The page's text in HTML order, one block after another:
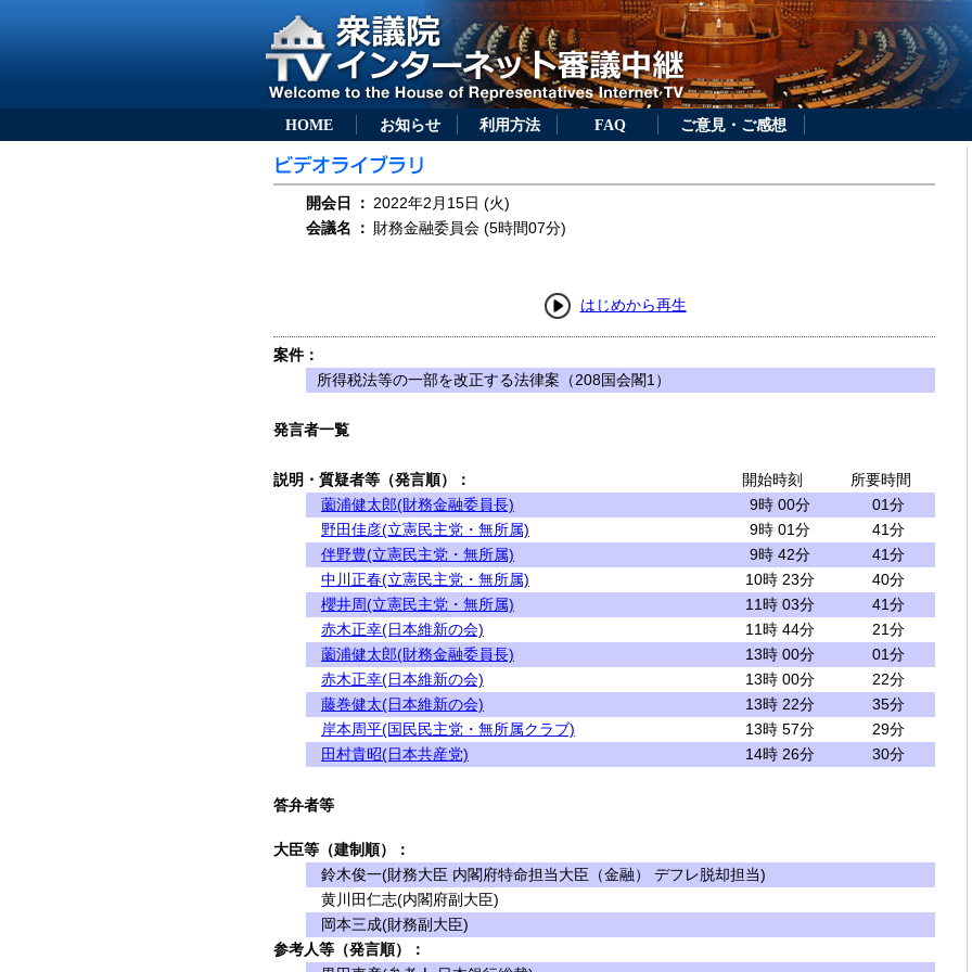
HOME お知らせ 利用方法 FAQ ご意見・ご感想
開会日 ： 2022年2月15日 (火)
会議名
： 財務金融委員会 (5時間07分)
はじめから再生
案件：
所得税法等の一部を改正する法律案（208国会閣1）
発言者一覧
説明・質疑者等（発言順）： 開始時刻
所要時間
薗浦健太郎(財務金融委員長)
9時 00分
01分
野田佳彦(立憲民主党・無所属)
9時 01分
41分
伴野豊(立憲民主党・無所属)
9時 42分
41分
中川正春(立憲民主党・無所属)
10時 23分
40分
櫻井周(立憲民主党・無所属)
11時 03分
41分
赤木正幸(日本維新の会)
11時 44分
21分
薗浦健太郎(財務金融委員長)
13時 00分
01分
赤木正幸(日本維新の会)
13時 00分
22分
藤巻健太(日本維新の会)
13時 22分
35分
岸本周平(国民民主党・無所属クラブ)
13時 57分
29分
田村貴昭(日本共産党)
14時 26分 30分
答弁者等
大臣等（建制順）：
鈴木俊一(財務大臣 内閣府特命担当大臣（金融） デフレ脱却担当)
黄川田仁志(内閣府副大臣)
岡本三成(財務副大臣)
参考人等（発言順）：